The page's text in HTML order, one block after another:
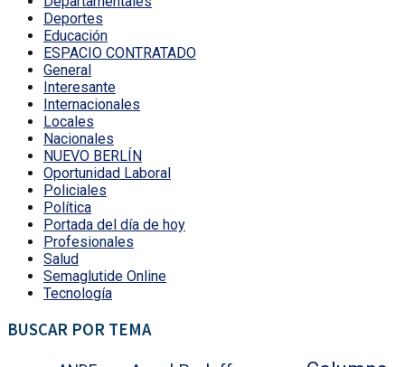
Deportes
Educación
ESPACIO CONTRATADO
General
Interesante
Internacionales
Locales
Nacionales
NUEVO BERLÍN
Oportunidad Laboral
Policiales
Política
Portada del día de hoy
Profesionales
Salud
Semaglutide Online
Tecnología
BUSCAR POR TEMA